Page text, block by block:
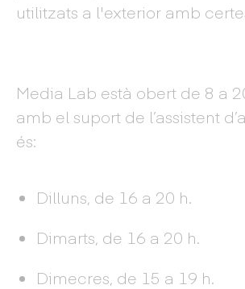
utilitzats a l'exterior amb
Media Lab està obert de 8 a
amb el suport de l’assistent
és:
Dilluns, de 16 a 20 h.
Dimarts, de 16 a 20 h.
Dimecres, de 15 a 19 h.